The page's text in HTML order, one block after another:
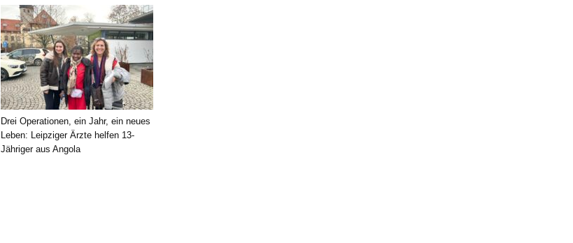
Drei Operationen, ein Jahr, ein neues
Leben: Leipziger Ärzte helfen 13-
Jähriger aus Angola